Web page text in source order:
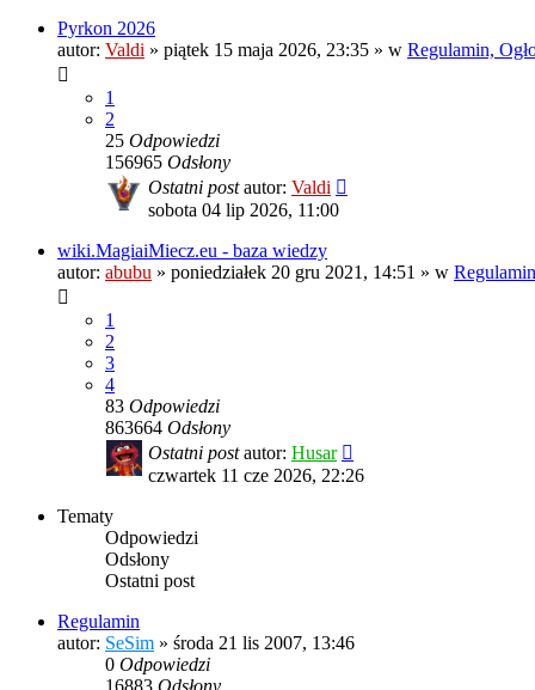
Pyrkon 2026
autor: Valdi » piątek 15 maja 2026, 23:35 » w Regulamin,
1
2
25 Odpowiedzi
156965 Odsłony
Ostatni postautor: Valdi
sobota 04 lip 2026, 11:00
wiki.MagiaiMiecz.eu - baza wiedzy
autor: abubu » poniedziałek 20 gru 2021, 14:51 » w
1
2
3
4
83 Odpowiedzi
863664 Odsłony
Ostatni postautor: Husar
czwartek 11 cze 2026, 22:26
Tematy
Odpowiedzi
Odsłony
Ostatni post
Regulamin
autor: SeSim » środa 21 lis 2007, 13:46
0 Odpowiedzi